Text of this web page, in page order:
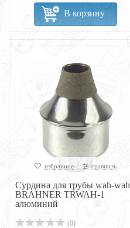
В корзину
избранное сравнить
Сурдина для трубы wah-wah
BRAHNER TRWAH-1
алюминий
(0)